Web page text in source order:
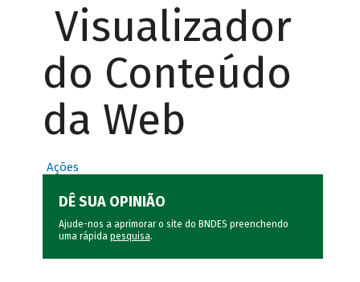
Visualizador
do Conteúdo
da Web
Ações
DÊ SUA OPINIÃO
Ajude-nos a aprimorar o site do BNDES preenchendo
uma rápida pesquisa.